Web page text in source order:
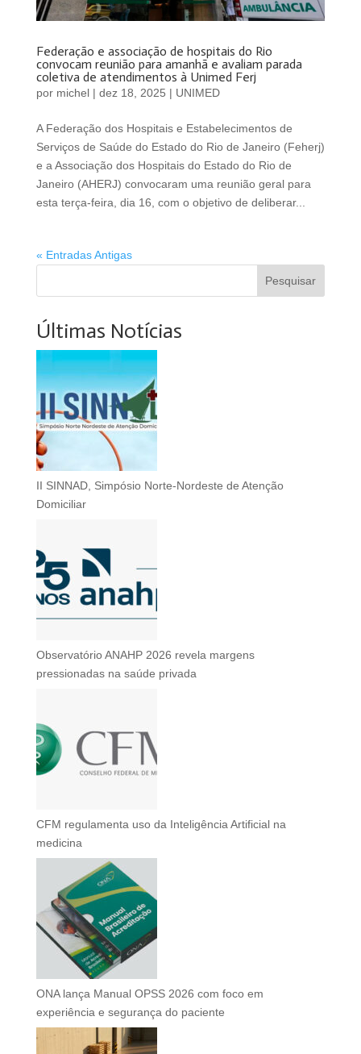
Federação e associação de hospitais do Rio
convocam reunião para amanhã e avaliam parada
coletiva de atendimentos à Unimed Ferj
por michel| dez 18, 2025 | UNIMED
A Federação dos Hospitais e Estabelecimentos de
Serviços de Saúde do Estado do Rio de Janeiro (Feherj)
e a Associação dos Hospitais do Estado do Rio de
Janeiro (AHERJ) convocaram uma reunião geral para
esta terça-feira, dia 16, com o objetivo de deliberar...
« Entradas Antigas
Pesquisar
Últimas Notícias
II SINNAD, Simpósio Norte-Nordeste de Atenção
Domiciliar
Observatório ANAHP 2026 revela margens
pressionadas na saúde privada
CFM regulamenta uso da Inteligência Artificial na
medicina
ONA lança Manual OPSS 2026 com foco em
experiência e segurança do paciente